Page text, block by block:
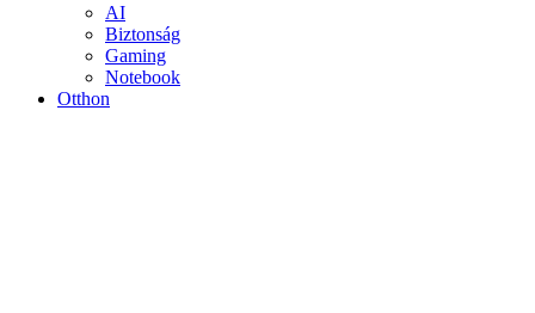
AI
Biztonság
Gaming
Notebook
Otthon